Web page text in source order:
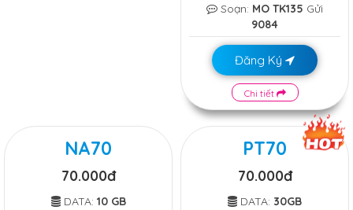
Soạn: MO TK135 Gửi
9084
Đăng Ký
Chi tiết
NA70
70.000đ
DATA: 10 GB
PT70
70.000đ
DATA: 30GB